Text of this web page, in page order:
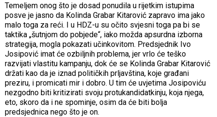
Temeljem onog što je dosad ponudila u rijetkim istupima
posve je jasno da Kolinda Grabar Kitarović zapravo ima jako
malo toga za reći. I u HDZ-u su očito svjesni toga pa bi se
taktika „šutnjom do pobjede“, iako možda apsurdna izborna
strategija, mogla pokazati učinkovitom. Predsjednik Ivo
Josipović imat će ozbiljnih problema, jer vrlo će teško
razvijati vlastitu kampanju, dok će se Kolinda Grabar Kitarović
držati kao da je iznad političkih prljavština, koje građani
preziru, i promicati mir i dobro. U tim će uvjetima Josipoviću
nezgodno biti kritizirati svoju protukandidatkinju, koja njega,
eto, skoro da i ne spominje, osim da će biti bolja
predsjednica nego što je on.